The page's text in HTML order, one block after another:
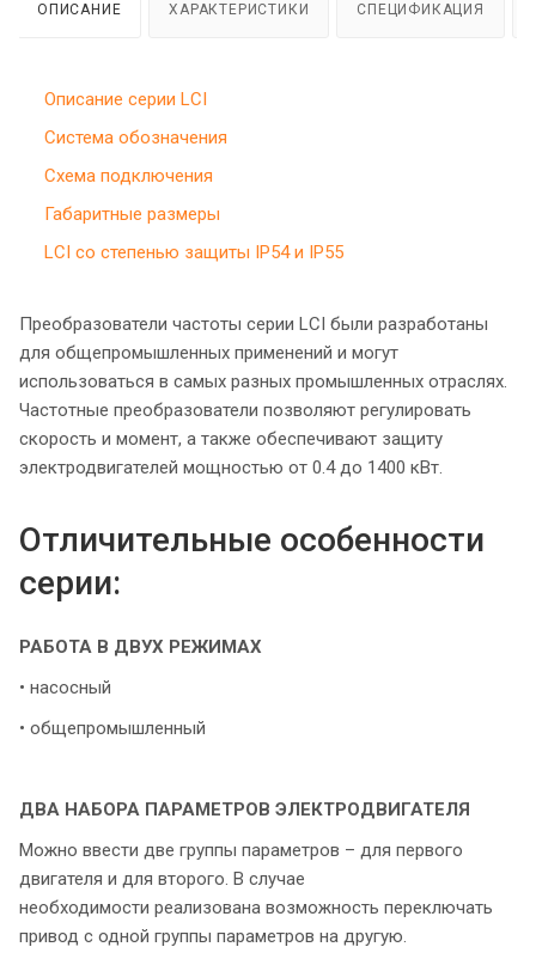
ОПИСАНИЕ ХАРАКТЕРИСТИКИ СПЕЦИФИКАЦИЯ
Описание серии LCI
Система обозначения
Схема подключения
Габаритные размеры
LCI со степенью защиты IP54 и IP55
Преобразователи частоты серии LCI были разработаны
для общепромышленных применений и могут
использоваться в самых разных промышленных отраслях.
Частотные преобразователи позволяют регулировать
скорость и момент, а также обеспечивают защиту
электродвигателей мощностью от 0.4 до 1400 кВт.
Отличительные особенности
серии:
РАБОТА В ДВУХ РЕЖИМАХ
• насосный
• общепромышленный
ДВА НАБОРА ПАРАМЕТРОВ ЭЛЕКТРОДВИГАТЕЛЯ
Можно ввести две группы параметров – для первого
двигателя и для второго. В случае
необходимости реализована возможность переключать
привод с одной группы параметров на другую.